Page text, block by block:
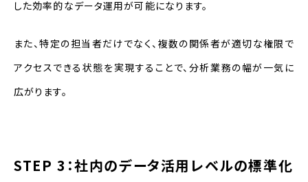
した効率的なデータ運用が可能になります。
また、特定の担当者だけでなく、複数の関係者が適切な権限で
アクセスできる状態を実現することで、分析業務の幅が一気に
広がります。
STEP 3：社内のデータ活用レベルの標準化